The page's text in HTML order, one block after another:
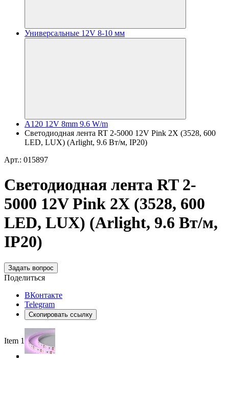
Универсальные 12V 8-10 мм
A120 12V 8mm 9.6 W/m
Светодиодная лента RT 2-5000 12V Pink 2X (3528, 600
LED, LUX) (Arlight, 9.6 Вт/м, IP20)
Арт.: 015897
Светодиодная лента RT 2-
5000 12V Pink 2X (3528, 600
LED, LUX) (Arlight, 9.6 Вт/м,
IP20)
Задать вопрос
Поделиться
ВКонтакте
Telegram
Скопировать ссылку
Item 1 of 4